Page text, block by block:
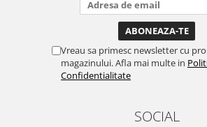
Vreau sa primesc newsletter cu
magazinului. Afla mai multe in
Confidentialitate
SOCIAL